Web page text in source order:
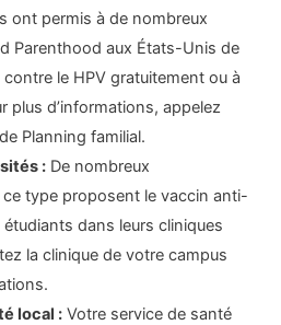
ont permis à de nombreux
Parenthood aux États-Unis de
le HPV gratuitement ou à
plus d’informations, appelez
Planning familial.
: De nombreux
type proposent le vaccin anti-
dans leurs cliniques
la clinique de votre campus
local : Votre service de santé